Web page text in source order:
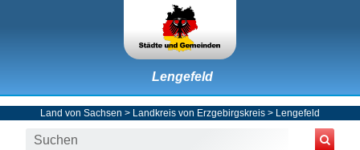
Lengefeld
Land von Sachsen > Landkreis von Erzgebirgskreis > Lengefeld